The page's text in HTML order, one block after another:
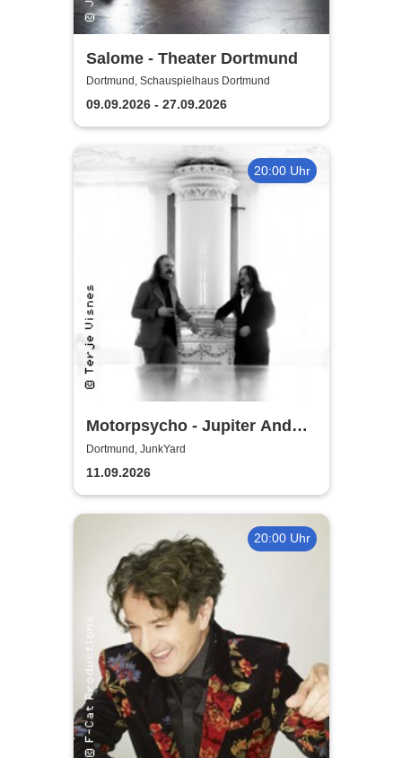
Salome - Theater Dortmund
Dortmund, Schauspielhaus Dortmund
09.09.2026 - 27.09.2026
20:00 Uhr
Motorpsycho - Jupiter And
Beyond The Infinite Tour 2026
Dortmund, JunkYard
11.09.2026
20:00 Uhr